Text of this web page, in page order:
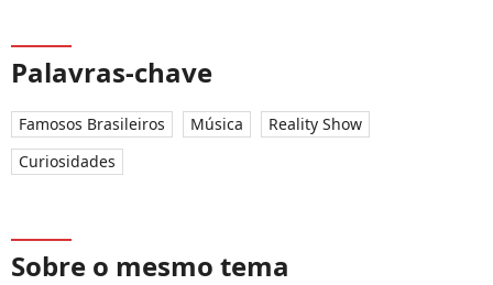
Palavras-chave
Famosos Brasileiros Música
Reality Show
Curiosidades
Sobre o mesmo tema